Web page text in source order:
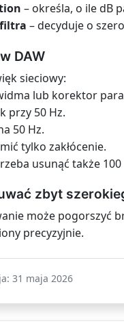
– określa, o ile dB
– decyduje o
DAW
sieciowy:
lub korektor
przy 50 Hz.
50 Hz.
tylko zakłócenie.
usunąć także 100
zbyt
może pogorszyć
precyzyjnie.
31 maja 2026